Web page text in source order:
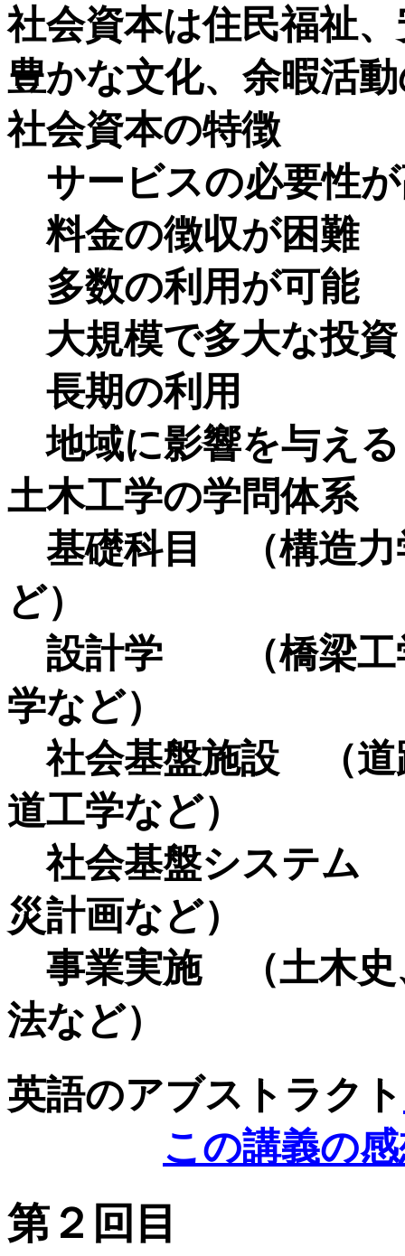
社会資本は住民福祉
豊かな文化、余暇活
社会資本の特徴
サービスの必要性
料金の徴収が困難
多数の利用が可能
大規模で多大な投資
長期の利用
地域に影響を与える
土木工学の学問体系
基礎科目 （構造力
ど）
設計学 （橋梁工
学など）
社会基盤施設 （道
道工学など）
社会基盤システム
災計画など）
事業実施 （土木史
法など）
英語のアブストラクト
この講義の
第２回目